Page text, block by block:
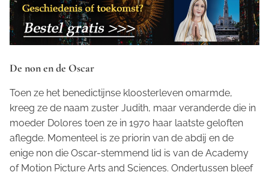
De non en de Oscar
Toen ze het benedictijnse kloosterleven omarmde,
kreeg ze de naam zuster Judith, maar veranderde die in
moeder Dolores toen ze in 1970 haar laatste geloften
aflegde. Momenteel is ze priorin van de abdij en de
enige non die Oscar-stemmend lid is van de Academy
of Motion Picture Arts and Sciences. Ondertussen bleef